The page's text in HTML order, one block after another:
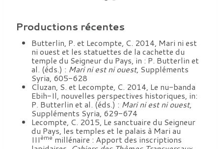
Productions récentes
Butterlin, P. et Lecompte, C. 2014, Mari ni est
ni ouest et les statuettes de la cachette du
temple du Seigneur du Pays, in : P. Butterlin et
al. (éds.) : Mari ni est ni ouest, Suppléments
Syria, 605-628
Cluzan, S. et Lecompte, C. 2014, Le nu-banda
Ebih-Il, nouvelles perspectives historiques, in:
P. Butterlin et al. (éds.) : Mari ni est ni ouest,
Suppléments Syria, 629-674
Lecompte, C. 2015, Le sanctuaire du Seigneur
du Pays, les temples et le palais à Mari au
IIIèmemillénaire : Apport des inscriptions